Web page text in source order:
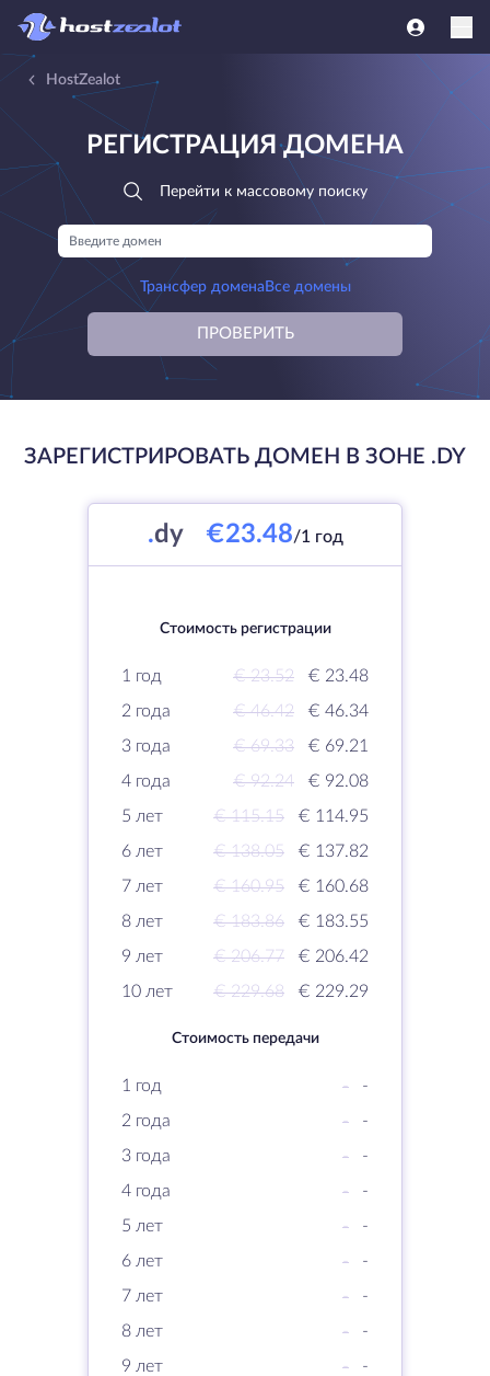
HostZealot
РЕГИСТРАЦИЯ ДОМЕНА
Перейти к массовому поиску
Трансфер домена Все домены
ПРОВЕРИТЬ
ЗАРЕГИСТРИРОВАТЬ ДОМЕН В ЗОНЕ .DY
.dy €23.48/1 год
Стоимость регистрации
1 год € 23.52
€ 23.48
2 года
€ 46.42
€ 46.34
3 года
€ 69.33
€ 69.21
4 года
€ 92.24
€ 92.08
5 лет
€ 115.15
€ 114.95
6 лет
€ 138.05
€ 137.82
7 лет
€ 160.95
€ 160.68
8 лет
€ 183.86
€ 183.55
9 лет
€ 206.77
€ 206.42
10 лет
€ 229.68 € 229.29
Стоимость передачи
1 год -
-
2 года
-
-
3 года
-
-
4 года
-
-
5 лет
-
-
6 лет
-
-
7 лет
-
-
8 лет
-
-
9 лет
-
-